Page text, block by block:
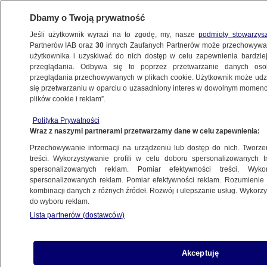
KONKRET24
POLITYKA
wspierania rodzin. Przypominamy
25.11.2022, 10:37
Udostępnij
Dbamy o Twoją prywatność
Jeśli użytkownik wyrazi na to zgodę, my, naszepodmioty
Partnerów IAB oraz30 innych Zaufanych Partnerów może
użytkownika i uzyskiwać do nich dostęp w celu zapewnienia
przeglądania. Odbywa się to poprzez przetwarzanie danych
przeglądania przechowywanych w plikach cookie. Użytkownik może
się przetwarzaniu w oparciu o uzasadniony interes w dowolnym
plików cookie i reklam”.
Polityka Prywatności
Wraz z naszymi partnerami przetwarzamy dane w celu zapewnienia:
Przechowywanie informacji na urządzeniu lub dostęp do nich.
treści. Wykorzystywanie profili w celu doboru spersonalizowanych
spersonalizowanych reklam. Pomiar efektywności treści.
spersonalizowanych reklam. Pomiar efektywności reklam.
kombinacji danych z różnych źródeł. Rozwój i ulepszanie usług.
do wyboru reklam.
Lista partnerów (dostawców)
Akceptuję